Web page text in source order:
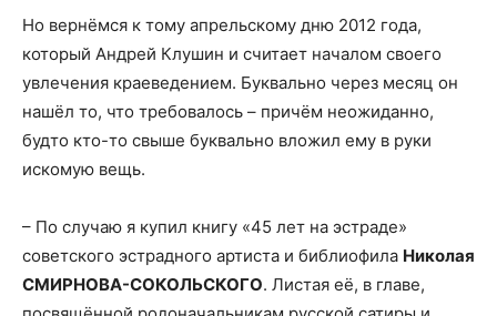
Но вернёмся к тому апрельскому дню 2012 года,
который Андрей Клушин и считает началом своего
увлечения краеведением. Буквально через месяц он
нашёл то, что требовалось – причём неожиданно,
будто кто-то свыше буквально вложил ему в руки
искомую вещь.
– По случаю я купил книгу «45 лет на эстраде»
советского эстрадного артиста и библиофила Николая
СМИРНОВА-СОКОЛЬСКОГО. Листая её, в главе,